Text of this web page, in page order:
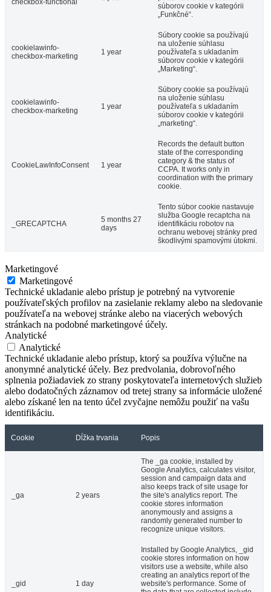
checkbox-functional
súborov cookie v kategórii
„Funkčné“.
cookielawinfo-
checkbox-marketing
1 year
Súbory cookie sa používajú
na uloženie súhlasu
používateľa s ukladaním
súborov cookie v kategórii
„Marketing“.
cookielawinfo-
checkbox-marketing
1 year
Súbory cookie sa používajú
na uloženie súhlasu
používateľa s ukladaním
súborov cookie v kategórii
„marketing“.
CookieLawInfoConsent 1 year
Records the default button
state of the corresponding
category & the status of
CCPA. It works only in
coordination with the primary
cookie.
_GRECAPTCHA
5 months 27
days
Tento súbor cookie nastavuje
služba Google recaptcha na
identifikáciu robotov na
ochranu webovej stránky pred
škodlivými spamovými útokmi.
Marketingové
Marketingové
Technické ukladanie alebo prístup je potrebný na vytvorenie
používateľských profilov na zasielanie reklamy alebo na sledovanie
používateľa na webovej stránke alebo na viacerých webových
stránkach na podobné marketingové účely.
Analytické
Analytické
Technické ukladanie alebo prístup, ktorý sa používa výlučne na
anonymné analytické účely. Bez predvolania, dobrovoľného
splnenia požiadaviek zo strany poskytovateľa internetových služieb
alebo dodatočných záznamov od tretej strany sa informácie uložené
alebo získané len na tento účel zvyčajne nemôžu použiť na vašu
identifikáciu.
Cookie Dĺžka trvania Popis
_ga 2 years
The _ga cookie, installed by
Google Analytics, calculates visitor,
session and campaign data and
also keeps track of site usage for
the site's analytics report. The
cookie stores information
anonymously and assigns a
randomly generated number to
recognize unique visitors.
_gid 1 day
Installed by Google Analytics, _gid
cookie stores information on how
visitors use a website, while also
creating an analytics report of the
website's performance. Some of